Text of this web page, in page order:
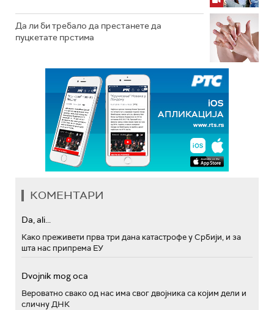
Да ли би требало да престанете да
пуцкетате прстима
КОМЕНТАРИ
Da, ali...
Како преживети прва три дана катастрофе у Србији, и за
шта нас припрема ЕУ
Dvojnik mog oca
Вероватно свако од нас има свог двојника са којим дели и
сличну ДНК